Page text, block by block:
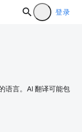
登录
语言。AI 翻译可能包